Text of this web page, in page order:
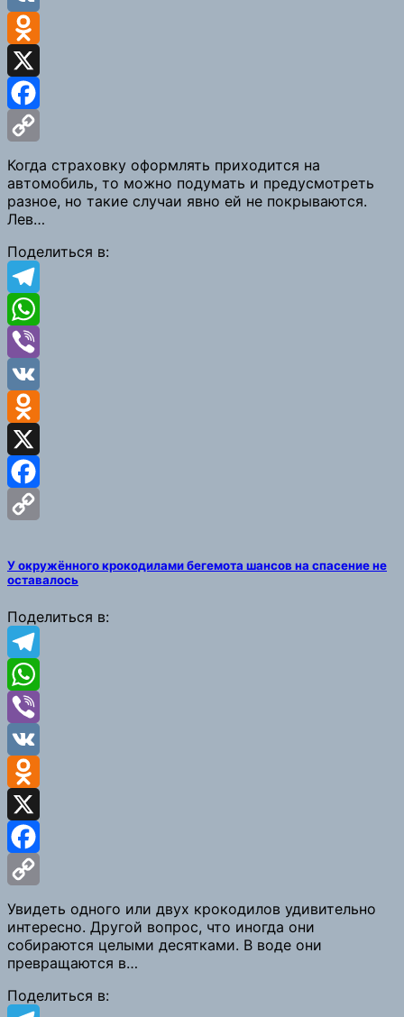
VK
Odnoklassniki
X
Facebook
Copy
Link
Когда страховку оформлять приходится на
автомобиль, то можно подумать и предусмотреть
разное, но такие случаи явно ей не покрываются.
Лев…
Поделиться в:
Telegram
WhatsApp
Viber
VK
Odnoklassniki
X
Facebook
Link
У окружённого крокодилами бегемота шансов на спасение не
оставалось
Поделиться в:
Telegram
WhatsApp
Viber
VK
Odnoklassniki
X
Facebook
Copy
Link
Увидеть одного или двух крокодилов удивительно
интересно. Другой вопрос, что иногда они
собираются целыми десятками. В воде они
превращаются в…
Поделиться в: